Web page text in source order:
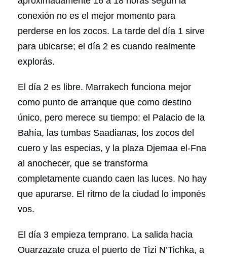
conexión no es el mejor momento para
perderse en los zocos. La tarde del día 1 sirve
para ubicarse; el día 2 es cuando realmente
explorás.
El día 2 es libre. Marrakech funciona mejor
como punto de arranque que como destino
único, pero merece su tiempo: el Palacio de la
Bahía, las tumbas Saadianas, los zocos del
cuero y las especias, y la plaza Djemaa el-Fna
al anochecer, que se transforma
completamente cuando caen las luces. No hay
que apurarse. El ritmo de la ciudad lo imponés
vos.
El día 3 empieza temprano. La salida hacia
Ouarzazate cruza el puerto de Tizi N’Tichka, a